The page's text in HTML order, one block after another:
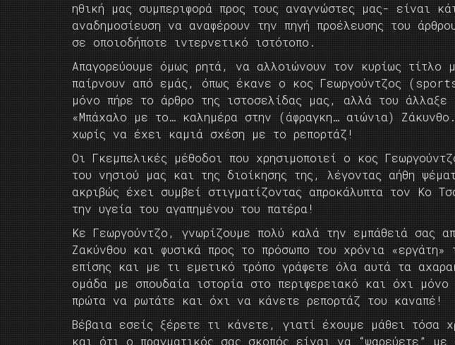
ηθική μας συμπεριφορά προς τους αναγνώστες μας- είναι
αναδημοσίευση να αναφέρουν την πηγή προέλευσης του
σε οποιοδήποτε ιντερνετικό ιστότοπο.
Απαγορεύουμε όμως ρητά, να αλλοιώνουν τον κυρίως τίτλο
παίρνουν από εμάς, όπως έκανε ο κος Γεωργούντζος
μόνο πήρε το άρθρο της ιστοσελίδας μας, αλλά του άλλαξε
«Μπάχαλο με το… καλημέρα στην (άφραγκη… αιώνια)
χωρίς να έχει καμιά σχέση με το ρεπορτάζ!
Οι Γκεμπελικές μέθοδοι που χρησιμοποιεί ο κος
του νησιού μας και της διοίκησης της, λέγοντας αήθη
ακριβώς έχει συμβεί στιγματίζοντας απροκάλυπτα τον Κο
την υγεία του αγαπημένου του πατέρα!
Κε Γεωργούντζο, γνωρίζουμε πολύ καλά την εμπάθειά σας
Ζακύνθου και φυσικά προς το πρόσωπο του χρόνια
επίσης και με τι εμετικό τρόπο γράφετε όλα αυτά τα
ομάδα με σπουδαία ιστορία στο περιφερειακό και όχι
πρώτα να ρωτάτε και όχι να κάνετε ρεπορτάζ του καναπέ!
Βέβαια εσείς ξέρετε τι κάνετε, γιατί έχουμε μάθει τόσα
και ότι ο πραγματικός σας σκοπός είναι να “ψαρεύετε” με